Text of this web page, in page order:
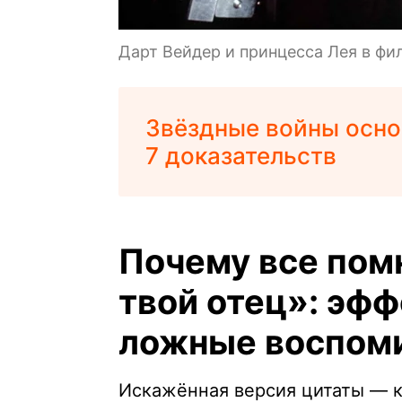
Дарт Вейдер и принцесса Лея в
Звёздные войны
7 доказательств
Почему все
твой отец»:
ложные
Искажённая версия цитаты —